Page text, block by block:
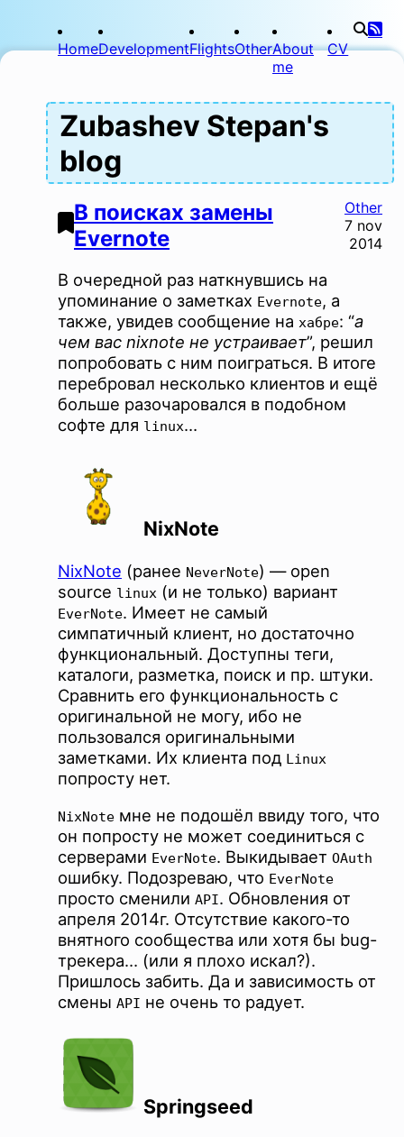
HomeDevelopmentFlightsOtherAbout
me
CV
Zubashev Stepan's
blog
В поисках замены
Evernote
Other
7 nov
2014
В очередной раз наткнувшись на
упоминание о заметках Evernote, а
также, увидев сообщение на хабре: “а
чем вас nixnote не устраивает”, решил
попробовать с ним поиграться. В итоге
перебровал несколько клиентов и ещё
больше разочаровался в подобном
софте для linux…
NixNote
NixNote (ранее NeverNote) — open
source linux (и не только) вариант
EverNote. Имеет не самый
симпатичный клиент, но достаточно
функциональный. Доступны теги,
каталоги, разметка, поиск и пр. штуки.
Сравнить его функциональность с
оригинальной не могу, ибо не
пользовался оригинальными
заметками. Их клиента под Linux
попросту нет.
NixNote мне не подошёл ввиду того, что
он попросту не может соединиться с
серверами EverNote. Выкидывает OAuth
ошибку. Подозреваю, что EverNote
просто сменили API. Обновления от
апреля 2014г. Отсутствие какого-то
внятного сообщества или хотя бы bug-
трекера… (или я плохо искал?).
Пришлось забить. Да и зависимость от
смены API не очень то радует.
Springseed